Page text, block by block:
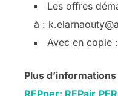
Les offres
à :
Avec en copie
Plus d’informations
REPper: REPair